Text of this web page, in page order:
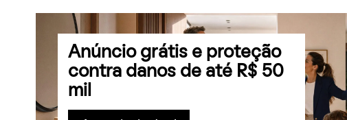
Anúncio grátis e proteção
contra danos de até R$ 50
mil